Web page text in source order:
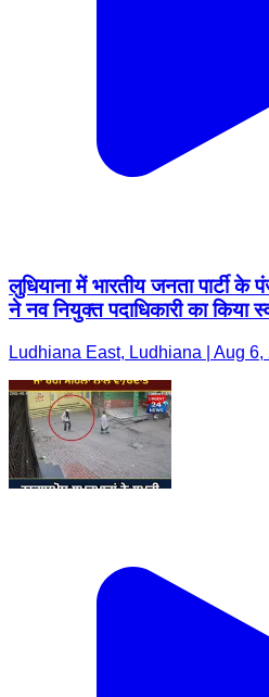
लुधियाना में भारतीय जनता पार्टी के
ने नव नियुक्त पदाधिकारी का किया
Ludhiana East, Ludhiana | Aug 6,